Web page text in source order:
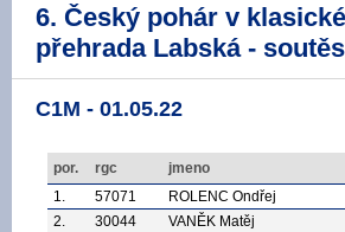
6. Český pohár v
přehrada Labská -
C1M - 01.05.22
por. rgc jmeno
1.
57071 ROLENC Ondřej
2.
30044 VANĚK Matěj